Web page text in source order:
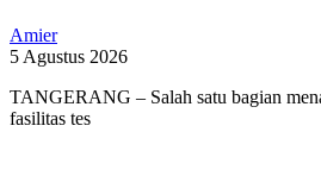
Amier
5 Agustus 2026
TANGERANG – Salah satu bagian
fasilitas tes